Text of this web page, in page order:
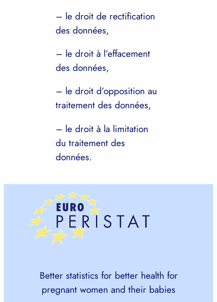
– le droit de rectification
des données,
– le droit à l’effacement
des données,
– le droit d’opposition au
traitement des données,
– le droit à la limitation
du traitement des
données.
Better statistics for better health for
pregnant women and their babies